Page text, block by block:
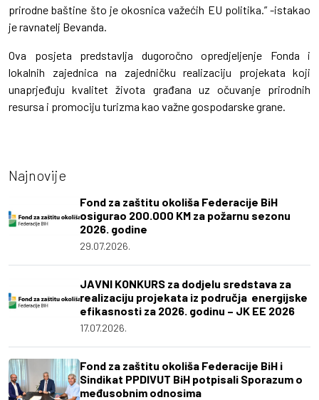
prirodne baštine što je okosnica važećih EU politika.” -istakao
je ravnatelj Bevanda.
Ova posjeta predstavlja dugoročno opredjeljenje Fonda i
lokalnih zajednica na zajedničku realizaciju projekata koji
unaprjeđuju kvalitet života građana uz očuvanje prirodnih
resursa i promociju turizma kao važne gospodarske grane.
Najnovije
Fond za zaštitu okoliša Federacije BiH
osigurao 200.000 KM za požarnu sezonu
2026. godine
29.07.2026.
JAVNI KONKURS za dodjelu sredstava za
realizaciju projekata iz područja energijske
efikasnosti za 2026. godinu – JK EE 2026
17.07.2026.
Fond za zaštitu okoliša Federacije BiH i
Sindikat PPDIVUT BiH potpisali Sporazum o
međusobnim odnosima